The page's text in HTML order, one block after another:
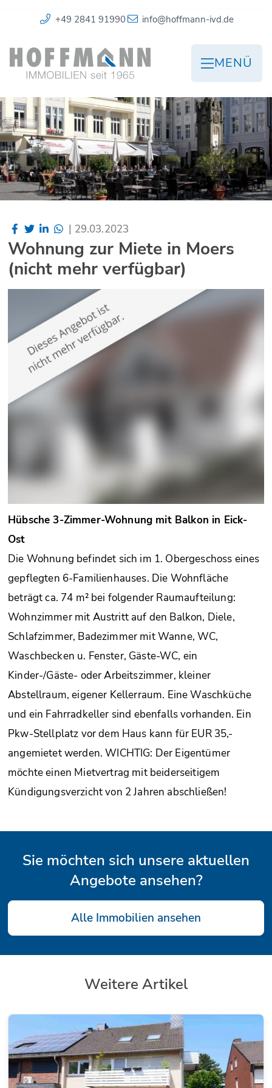
+49 2841 91990 info@hoffmann-ivd.de
MENÜ
| 29.03.2023
Wohnung zur Miete in Moers
(nicht mehr verfügbar)
Hübsche 3-Zimmer-Wohnung mit Balkon in Eick-
Ost
Die Wohnung befindet sich im 1. Obergeschoss eines
gepflegten 6-Familienhauses. Die Wohnfläche
beträgt ca. 74 m² bei folgender Raumaufteilung:
Wohnzimmer mit Austritt auf den Balkon, Diele,
Schlafzimmer, Badezimmer mit Wanne, WC,
Waschbecken u. Fenster, Gäste-WC, ein
Kinder-/Gäste- oder Arbeitszimmer, kleiner
Abstellraum, eigener Kellerraum. Eine Waschküche
und ein Fahrradkeller sind ebenfalls vorhanden. Ein
Pkw-Stellplatz vor dem Haus kann für EUR 35,-
angemietet werden. WICHTIG: Der Eigentümer
möchte einen Mietvertrag mit beiderseitigem
Kündigungsverzicht von 2 Jahren abschließen!
Sie möchten sich unsere aktuellen
Angebote ansehen?
Alle Immobilien ansehen
Weitere Artikel